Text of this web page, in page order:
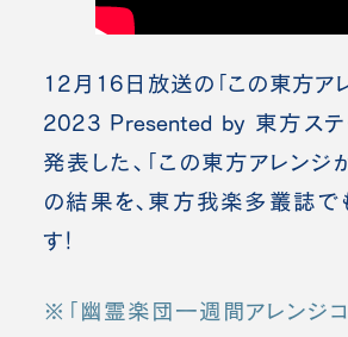
12月16日放送の「この東方アレ
2023 Presented by 東方ステ
発表した、「この東方アレンジ
の結果を、東方我楽多叢誌で
す！
※「幽霊楽団一週間アレンジコ